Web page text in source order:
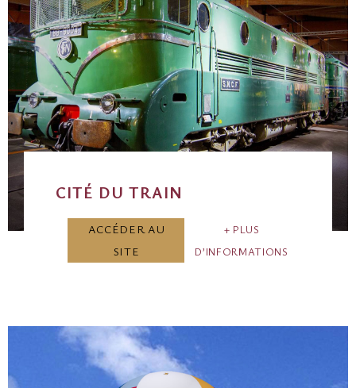
CITÉ DU TRAIN
ACCÉDER AU
SITE
PLUS
D’INFORMATIONS